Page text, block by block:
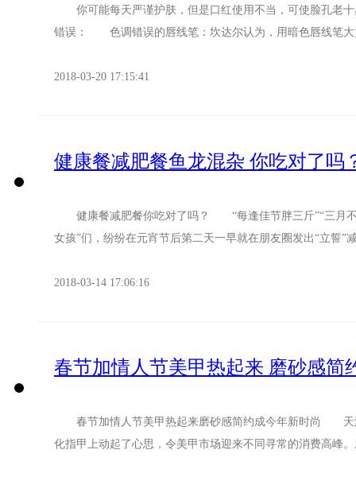
你可能每天严谨护肤，但是口红使用不当，可使脸孔老十
错误： 色调错误的唇线笔：坎达尔认为，用暗色唇线笔大
2018-03-20 17:15:41
健康餐减肥餐鱼龙混杂 你吃对了吗
健康餐减肥餐你吃对了吗？ “每逢佳节胖三斤”“三月不
女孩”们，纷纷在元宵节后第二天一早就在朋友圈发出“立誓”
2018-03-14 17:06:16
春节加情人节美甲热起来 磨砂感简
春节加情人节美甲热起来磨砂感简约成今年新时尚 天津
化指甲上动起了心思，令美甲市场迎来不同寻常的消费高峰